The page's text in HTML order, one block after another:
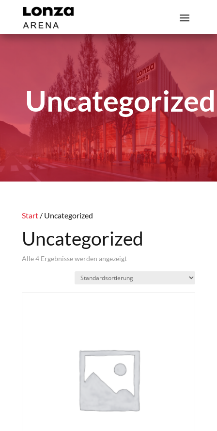
Uncategorized
Start/ Uncategorized
Uncategorized
Alle 4 Ergebnisse werden angezeigt